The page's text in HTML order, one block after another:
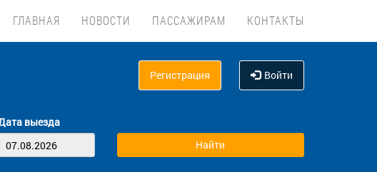
ГЛАВНАЯ НОВОСТИ ПАССАЖИРАМ КОНТАКТЫ
Регистрация Войти
выезда